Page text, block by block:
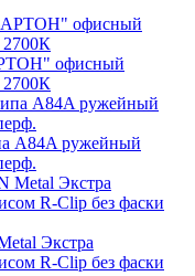
офисный
A84A ружейный
Экстра
R-Clip без фаски